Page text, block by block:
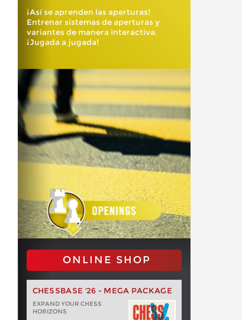
¡Así se aprenden las aperturas!
Entrenar sistemas de aperturas y
variantes de manera interactiva.
¡Jugada a jugada!
ONLINE SHOP
CHESSBASE '26 - MEGA PACKAGE
EXPAND YOUR CHESS
HORIZONS